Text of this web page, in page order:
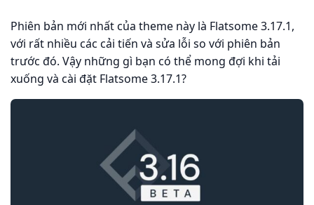
Phiên bản mới nhất của theme này là Flatsome 3.17.1,
với rất nhiều các cải tiến và sửa lỗi so với phiên bản
trước đó. Vậy những gì bạn có thể mong đợi khi tải
xuống và cài đặt Flatsome 3.17.1?